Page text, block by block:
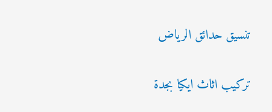
تنسيق حدائق الرياض
تركيب اثاث ايكيا بجدة